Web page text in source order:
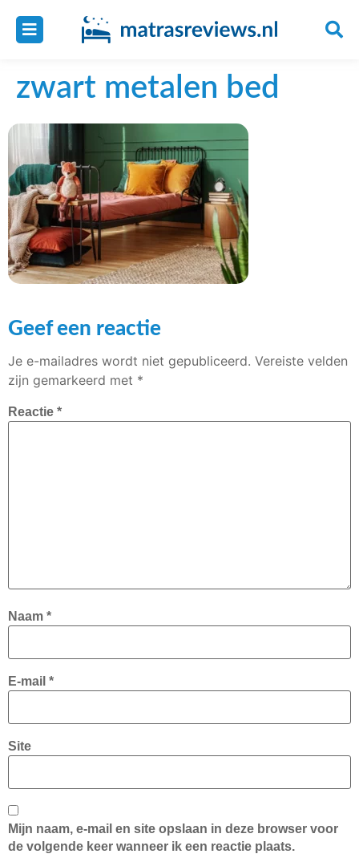
zwart metalen bed
Geef een reactie
Je e-mailadres wordt niet gepubliceerd. Vereiste velden
zijn gemarkeerd met *
Reactie *
Naam *
E-mail *
Site
Mijn naam, e-mail en site opslaan in deze browser voor
de volgende keer wanneer ik een reactie plaats.